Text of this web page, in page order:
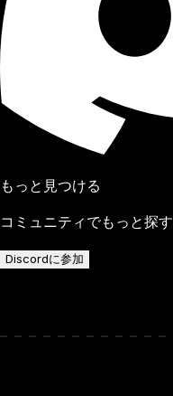
もっと見つける
コミュニティでもっと探す
Discordに参加